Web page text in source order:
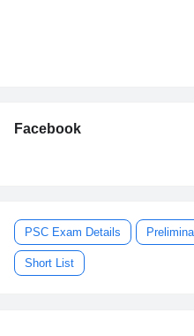
Facebook
PSC Exam Details
Short List